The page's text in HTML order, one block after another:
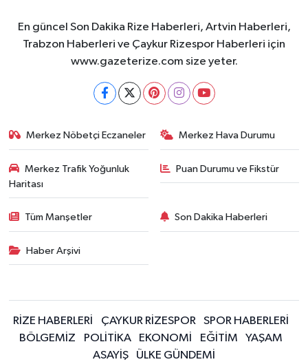
En güncel Son Dakika Rize Haberleri, Artvin Haberleri,
Trabzon Haberleri ve Çaykur Rizespor Haberleri için
www.gazeterize.com size yeter.
Merkez Nöbetçi Eczaneler Merkez Hava Durumu
Merkez Trafik Yoğunluk
Haritası
Puan Durumu ve Fikstür
Tüm Manşetler Son Dakika Haberleri
Haber Arşivi
RİZE HABERLERİ ÇAYKUR RİZESPOR
SPOR HABERLERİ
BÖLGEMİZ
POLİTİKA EKONOMİ EĞİTİM
YAŞAM
ASAYİŞ
ÜLKE GÜNDEMİ